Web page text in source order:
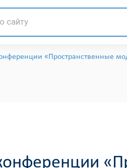
«Пространственные